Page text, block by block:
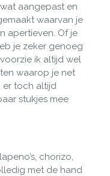
aangepast en
waarvan je
apertieven. Of je
je zeker genoeg
ik altijd wel
waarop je net
er toch altijd
stukjes mee
chorizo,
met de hand